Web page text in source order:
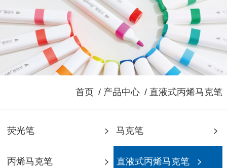
首页 产品中心 直液式丙烯马克笔
荧光笔 马克笔
丙烯马克笔 直液式丙烯马克笔